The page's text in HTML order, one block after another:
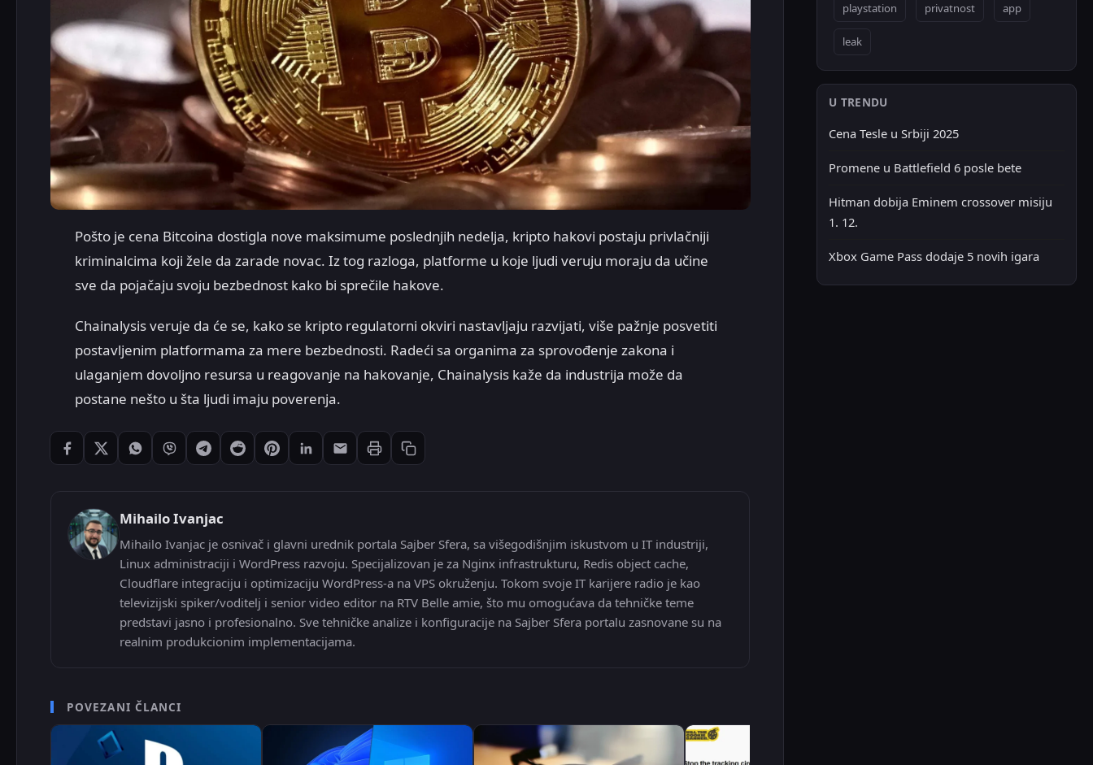
Pošto je cena Bitcoina dostigla nove maksimume poslednjih nedelja, kripto hakovi postaju privlačniji
kriminalcima koji žele da zarade novac. Iz tog razloga, platforme u koje ljudi veruju moraju da učine
sve da pojačaju svoju bezbednost kako bi sprečile hakove.
Chainalysis veruje da će se, kako se kripto regulatorni okviri nastavljaju razvijati, više pažnje posvetiti
postavljenim platformama za mere bezbednosti. Radeći sa organima za sprovođenje zakona i
ulaganjem dovoljno resursa u reagovanje na hakovanje, Chainalysis kaže da industrija može da
postane nešto u šta ljudi imaju poverenja.
Podeli: Facebook
Podeli: XPodeli: WhatsApp
Podeli: Viber
Podeli: Telegram
Podeli: Reddit
Podeli: Pinterest
Podeli: LinkedIn
Podeli: Email
Štampaj članak
Kopiraj link
Mihailo Ivanjac
Mihailo Ivanjac je osnivač i glavni urednik portala Sajber Sfera, sa višegodišnjim iskustvom u IT industriji,
Linux administraciji i WordPress razvoju. Specijalizovan je za Nginx infrastrukturu, Redis object cache,
Cloudflare integraciju i optimizaciju WordPress-a na VPS okruženju. Tokom svoje IT karijere radio je kao
televizijski spiker/voditelj i senior video editor na RTV Belle amie, što mu omogućava da tehničke teme
predstavi jasno i profesionalno. Sve tehničke analize i konfiguracije na Sajber Sfera portalu zasnovane su na
realnim produkcionim implementacijama.
POVEZANI ČLANCI
playstation privatnost app
leak
U TRENDU
Cena Tesle u Srbiji 2025
Promene u Battlefield 6 posle bete
Hitman dobija Eminem crossover misiju
1. 12.
Xbox Game Pass dodaje 5 novih igara